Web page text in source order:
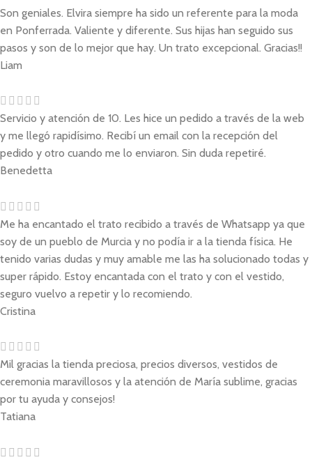
Son geniales. Elvira siempre ha sido un referente para la moda
en Ponferrada. Valiente y diferente. Sus hijas han seguido sus
pasos y son de lo mejor que hay. Un trato excepcional. Gracias!!
Liam
Servicio y atención de 10. Les hice un pedido a través de la web
y me llegó rapidísimo. Recibí un email con la recepción del
pedido y otro cuando me lo enviaron. Sin duda repetiré.
Benedetta
Me ha encantado el trato recibido a través de Whatsapp ya que
soy de un pueblo de Murcia y no podía ir a la tienda física. He
tenido varias dudas y muy amable me las ha solucionado todas y
super rápido. Estoy encantada con el trato y con el vestido,
seguro vuelvo a repetir y lo recomiendo.
Cristina
Mil gracias la tienda preciosa, precios diversos, vestidos de
ceremonia maravillosos y la atención de María sublime, gracias
por tu ayuda y consejos!
Tatiana